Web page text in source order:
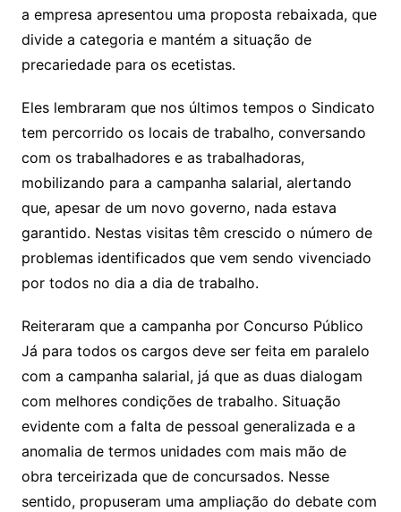
a empresa apresentou uma proposta rebaixada, que
divide a categoria e mantém a situação de
precariedade para os ecetistas.
Eles lembraram que nos últimos tempos o Sindicato
tem percorrido os locais de trabalho, conversando
com os trabalhadores e as trabalhadoras,
mobilizando para a campanha salarial, alertando
que, apesar de um novo governo, nada estava
garantido. Nestas visitas têm crescido o número de
problemas identificados que vem sendo vivenciado
por todos no dia a dia de trabalho.
Reiteraram que a campanha por Concurso Público
Já para todos os cargos deve ser feita em paralelo
com a campanha salarial, já que as duas dialogam
com melhores condições de trabalho. Situação
evidente com a falta de pessoal generalizada e a
anomalia de termos unidades com mais mão de
obra terceirizada que de concursados. Nesse
sentido, propuseram uma ampliação do debate com